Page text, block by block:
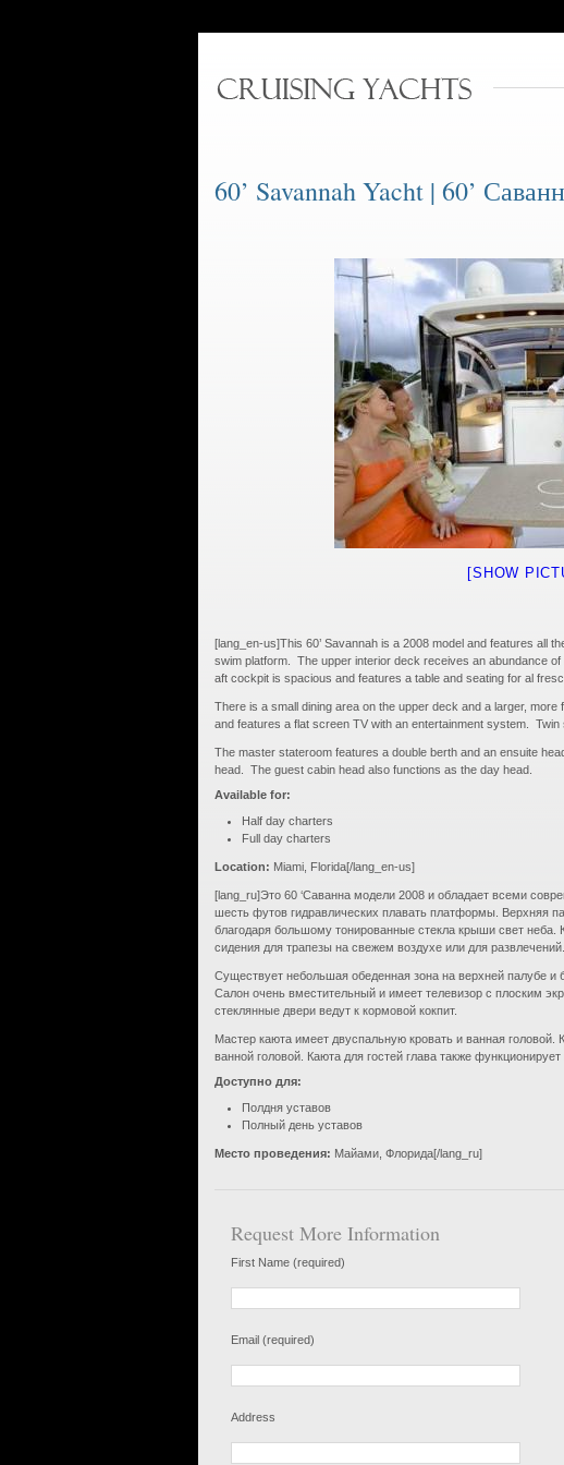
60’ Savannah Yacht | 60’
[SHOW
[lang_en-us]This 60’ Savannah is a 2008 model and features all
swim platform. The upper interior deck receives an abundance
aft cockpit is spacious and features a table and seating for al
There is a small dining area on the upper deck and a larger,
and features a flat screen TV with an entertainment system. Twin
The master stateroom features a double berth and an ensuite
head. The guest cabin head also functions as the day head.
Available for:
Half day charters
Full day charters
Location: Miami, Florida[/lang_en-us]
[lang_ru]Это 60 ‘Саванна модели 2008 и обладает всеми
шесть футов гидравлических плавать платформы. Верхняя
благодаря большому тонированные стекла крыши свет неба.
сидения для трапезы на свежем воздухе или для развлечений.
Существует небольшая обеденная зона на верхней палубе
Салон очень вместительный и имеет телевизор с плоским
стеклянные двери ведут к кормовой кокпит.
Мастер каюта имеет двуспальную кровать и ванная головой.
ванной головой. Каюта для гостей глава также функционирует
Доступно для:
Полдня уставов
Полный день уставов
Место проведения: Майами, Флорида[/lang_ru]
Request More Information
First Name (required)
Email (required)
Address